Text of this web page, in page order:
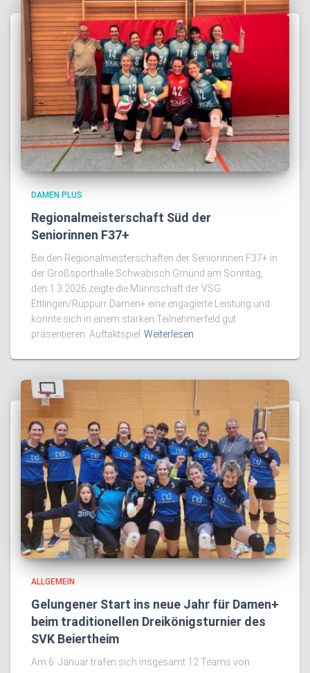
DAMEN PLUS
Regionalmeisterschaft Süd der
Seniorinnen F37+
Bei den Regionalmeisterschaften der Seniorinnen F37+ in
der Großsporthalle Schwäbisch Gmünd am Sonntag,
den 1.3.2026 zeigte die Mannschaft der VSG
Ettlingen/Rüppurr Damen+ eine engagierte Leistung und
konnte sich in einem starken Teilnehmerfeld gut
präsentieren. Auftaktspiel Weiterlesen
ALLGEMEIN
Gelungener Start ins neue Jahr für Damen+
beim traditionellen Dreikönigsturnier des
SVK Beiertheim
Am 6. Januar trafen sich insgesamt 12 Teams von